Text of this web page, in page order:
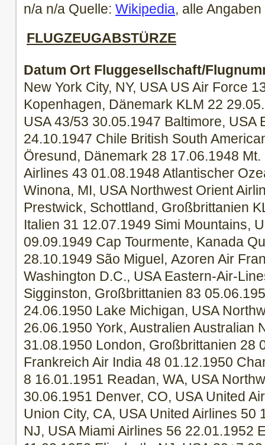
n/a n/a Quelle: Wikipedia, alle
FLUGZEUGABSTÜRZE
Datum Ort Fluggesellschaft/
New York City, NY, USA US Air Force
Kopenhagen, Dänemark KLM 22
USA 43/53 30.05.1947 Baltimore, USA
24.10.1947 Chile British South
Öresund, Dänemark 28 17.06.1948
Airlines 43 01.08.1948 Atlantischer
Winona, MI, USA Northwest Orient
Prestwick, Schottland, Großbrittanien
Italien 31 12.07.1949 Simi Mountains,
09.09.1949 Cap Tourmente, Kanada
28.10.1949 São Miguel, Azoren Air
Washington D.C., USA Eastern-Air-
Sigginston, Großbrittanien 83
24.06.1950 Lake Michigan, USA
26.06.1950 York, Australien Australian
31.08.1950 London, Großbrittanien 28
Frankreich Air India 48 01.12.1950
8 16.01.1951 Readan, WA, USA
30.06.1951 Denver, CO, USA United
Union City, CA, USA United Airlines 50
NJ, USA Miami Airlines 56 22.01.1952